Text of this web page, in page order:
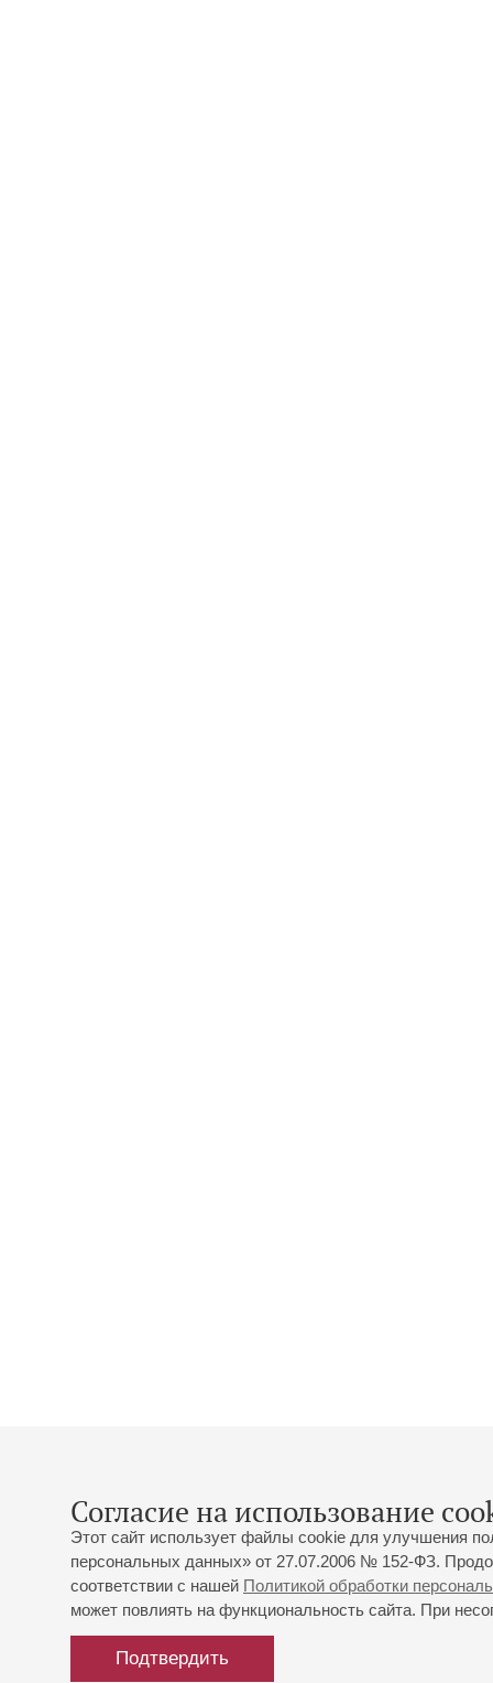
Согласие на использование
Этот сайт использует файлы cookie для улучшения
персональных данных» от 27.07.2006 № 152-ФЗ.
соответствии с нашей Политикой обработки
может повлиять на функциональность сайта. При
Подтвердить